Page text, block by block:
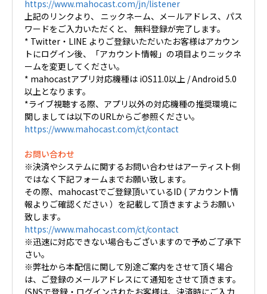
https://www.mahocast.com/jn/listener
上記のリンクより、 ニックネーム、メールアドレス、パス
ワードをご入力いただくと、 無料登録が完了します。
* Twitter・LINE よりご登録いただいたお客様はアカウン
トにログイン後、「アカウント情報」の項目よりニックネ
ームを変更してください。
* mahocastアプリ対応機種は iOS11.0以上 / Android 5.0
以上となります。
*ライブ視聴する際、アプリ以外の対応機種の推奨環境に
関しましては以下のURLからご参照ください。
https://www.mahocast.com/ct/contact
お問い合わせ
※決済やシステムに関するお問い合わせはアーティスト側
ではなく下記フォームまでお願い致します。
その際、mahocastでご登録頂いているID ( アカウント情
報よりご確認ください ）を記載して頂きますようお願い
致します。
https://www.mahocast.com/ct/contact
※迅速に対応できない場合もございますので予めご了承下
さい。
※弊社から本配信に関して別途ご案内をさせて頂く場合
は、ご登録のメールアドレスにて通知をさせて頂きます。